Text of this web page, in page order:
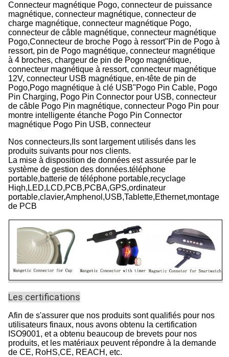
Connecteur magnétique Pogo, connecteur de puissance
magnétique, connecteur magnétique, connecteur de
charge magnétique, connecteur magnétique Pogo,
connecteur de câble magnétique, connecteur magnétique
Pogo,Connecteur de broche Pogo à ressort"Pin de Pogo à
ressort, pin de Pogo magnétique, connecteur magnétique
à 4 broches, chargeur de pin de Pogo magnétique,
connecteur magnétique à ressort, connecteur magnétique
12V, connecteur USB magnétique, en-tête de pin de
Pogo,Pogo magnétique à clé USB"Pogo Pin Cable, Pogo
Pin Charging, Pogo Pin Connector pour USB, connecteur
de câble Pogo Pin magnétique, connecteur Pogo Pin pour
montre intelligente étanche Pogo Pin Connector
magnétique Pogo Pin USB, connecteur
Nos connecteurs, Ils sont largement utilisés dans les
produits suivants pour nos clients.
La mise à disposition de données est assurée par le
système de gestion des données.téléphone
portable,batterie de téléphone portable,recyclage
Hiqh,LED,LCD,PCB,PCBA,GPS,ordinateur
portable,clavier,Amphenol,USB,Tablette,Ethernet,montage
de PCB
Les certifications
Afin de s'assurer que nos produits sont qualifiés pour nos
utilisateurs finaux, nous avons obtenu la certification
ISO9001, et a obtenu beaucoup de brevets pour nos
produits, et les matériaux peuvent répondre à la demande
de CE, RoHS,CE, REACH, etc.